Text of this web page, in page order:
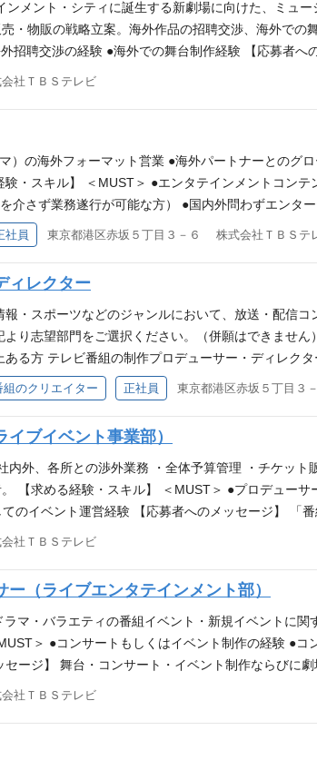
ンメント・シティに誕生する新劇場に向けた、ミュ
・物販の戦略立案。海外作品の招聘交渉、海外で
招聘交渉の経験 ●海外での舞台制作経験 【応募者
TBSグループが掲げる拡張戦略EDGE（＝Expand
シアターで上演中の舞台『ハリー・ポッターと呪い
にコンテンツのグローバルな展開をこれから益々拡
内にはアニメ事業部・映画事業部・コンテンツビ
内にはバラエティやドラマ・情報番組出身の部員
す。 劇場を保有し、テレビというメディアを存分
しています！
社ＴＢＳテレビ
）の海外フォーマット営業 ●海外パートナーとのグ
・スキル】 ＜MUST＞ ●エンタテインメントコン
介さず業務遂行が可能な方） ●国内外問わずエンタ
を推進した経験がある方 【応募者へのメッセージ】
ております。これまでも、「SASUKE/Ninja Warrior
がある者が多く、職場はオープンな雰囲気です。 エ
ています！
社員 東京都港区赤坂５丁目３－６ 株式会社ＴＢＳテ
ィレクター
報・スポーツなどのジャンルにおいて、放送・配信
り志望部門をご選択ください。（併願はできませ
る方 テレビ番組の制作プロデューサー・ディレク
り、情報の登録をお願い致します。必ず志望部門を
のメッセージ】 TBSは「最高の“時“で、明日の世
のクリエイター 正社員 東京都港区赤坂５丁目
ブイベント事業部）
内外、各所との渉外業務 ・全体予算管理 ・チケッ
【求める経験・スキル】 ＜MUST＞ ●プロデュー
のイベント運営経験 【応募者へのメッセージ】 「
）の「Global」と「Experience」における事業拡
CDTVライブ！ライブ！大感謝祭」に代表されるよ
果だけでなく、熱量高いコアファンを生み出し、
。 また、番組イベントに限らず「氷河期展」や、
聘ものの音楽コンサートなど、様々な企画運営な
。テレビ局の新しい形をより成長させていくため
社ＴＢＳテレビ
（ライブエンタテインメント部）
ラマ・バラエティの番組イベント・新規イベントに
＞ ●コンサートもしくはイベント制作の経験 ●
ージ】 舞台・コンサート・イベント制作ならびに
Experience）の「Global」と「Experience」に
、資本業務提携を締結したKバレエの制作、番組イ
きます。 ライブエンタテインメント部は、アニメ映
社ＴＢＳテレビ